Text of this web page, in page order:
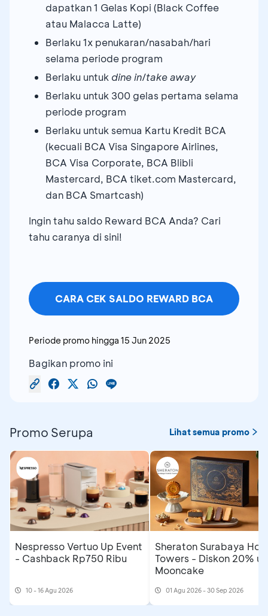
dapatkan 1 Gelas Kopi (Black Coffee
atau Malacca Latte)
Berlaku 1x penukaran/nasabah/hari
selama periode program
Berlaku untuk dine in/take away
Berlaku untuk 300 gelas pertama selama
periode program
Berlaku untuk semua Kartu Kredit BCA
(kecuali BCA Visa Singapore Airlines,
BCA Visa Corporate, BCA Blibli
Mastercard, BCA tiket.com Mastercard,
dan BCA Smartcash)
Ingin tahu saldo Reward BCA Anda? Cari
tahu caranya di sini!
CARA CEK SALDO REWARD BCA
Periode promo hingga 15 Jun 2025
Bagikan promo ini
Promo Serupa Lihat semua promo
Nespresso Vertuo Up Event
- Cashback Rp750 Ribu
10 - 16 Agu 2026
Sheraton Surabaya
Towers - Diskon 20%
Mooncake
01 Agu 2026 - 30 Sep 2026